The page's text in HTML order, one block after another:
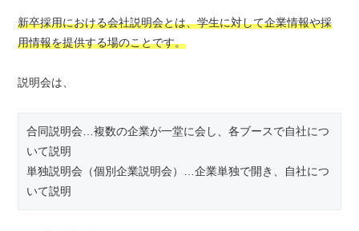
新卒採用における会社説明会とは、学生に対して企業情報や採
用情報を提供する場のことです。
説明会は、
合同説明会…複数の企業が一堂に会し、各ブースで自社につ
いて説明
単独説明会（個別企業説明会）…企業単独で開き、自社につ
いて説明